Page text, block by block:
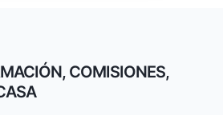
COMISIONES,